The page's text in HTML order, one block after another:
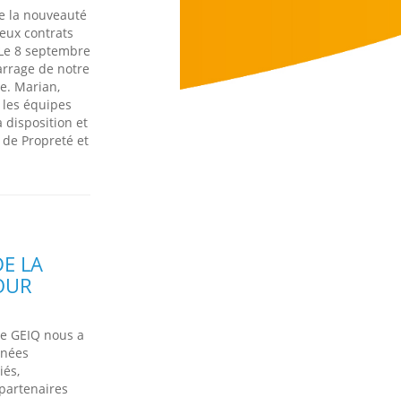
la nouveauté
contrats
8 septembre
de notre
Marian,
équipes
disposition et
Propreté et
LA
GEIQ nous a